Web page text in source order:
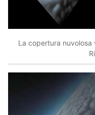
La copertura